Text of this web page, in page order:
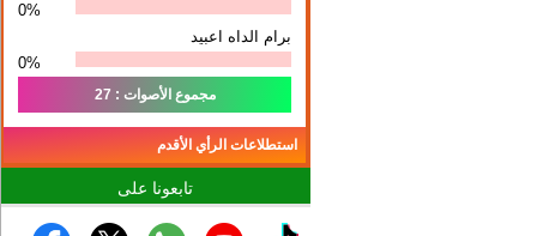
0%
برام الداه اعبيد
0%
مجموع الأصوات : 27
استطلاعات الرأي الأقدم
تابعونا على